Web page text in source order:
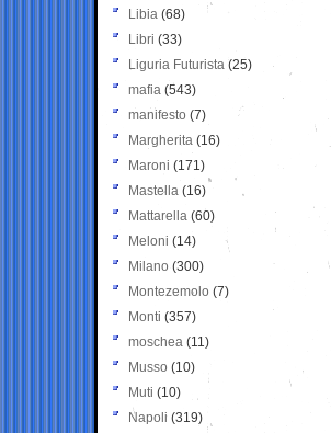
Libia (68)
Libri (33)
Liguria Futurista (25)
mafia (543)
manifesto (7)
Margherita (16)
Maroni (171)
Mastella (16)
Mattarella (60)
Meloni (14)
Milano (300)
Montezemolo (7)
Monti (357)
moschea (11)
Musso (10)
Muti (10)
Napoli (319)